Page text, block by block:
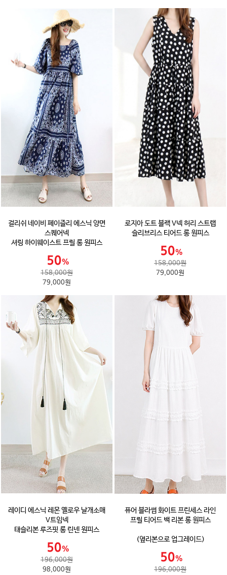
걸리쉬 네이비 페이즐리 에스닉 양면
스퀘어넥
셔링 하이웨이스트 프릴 롱 원피스
158,000원
79,000원
로지아 도트 블랙 V넥 허리 스트랩
슬리브리스 티어드 롱 원피스
158,000원
79,000원
레이디 에스닉 레몬 옐로우 날개소매
V트임넥
태슬리본 루즈핏 롱 린넨 원피스
196,000원
98,000원
퓨어 블라썸 화이트 프린세스 라인
프릴 티어드 백 리본 롱 원피스
(옆리본으로 업그레이드)
196,000원